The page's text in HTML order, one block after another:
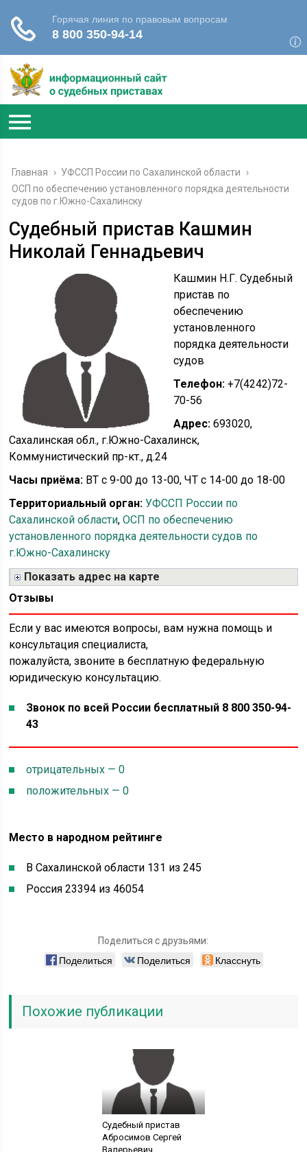
Главная › УФССП России по Сахалинской области
›
ОСП по обеспечению установленного порядка деятельности
судов по г.Южно-Сахалинску
Судебный пристав Кашмин
Николай Геннадьевич
Кашмин Н.Г. Судебный
пристав по
обеспечению
установленного
порядка деятельности
судов
Телефон: +7(4242)72-
70-56
Адрес: 693020,
Сахалинская обл., г.Южно-Сахалинск,
Коммунистический пр-кт., д.24
Часы приёма: ВТ с 9-00 до 13-00, ЧТ с 14-00 до 18-00
Территориальный орган: УФССП России по
Сахалинской области,ОСП по обеспечению
установленного порядка деятельности судов по
г.Южно-Сахалинску
Показать адрес на карте
Отзывы
Если у вас имеются вопросы, вам нужна помощь и
консультация специалиста,
пожалуйста, звоните в бесплатную федеральную
юридическую консультацию.
Звонок по всей России бесплатный 8 800 350-94-
43
отрицательных — 0
положительных — 0
Место в народном рейтинге
В Сахалинской области 131 из 245
Россия 23394 из 46054
Поделиться с друзьями:
Поделиться Поделиться Класснуть
Похожие публикации
Судебный пристав
Абросимов Сергей
Валерьевич